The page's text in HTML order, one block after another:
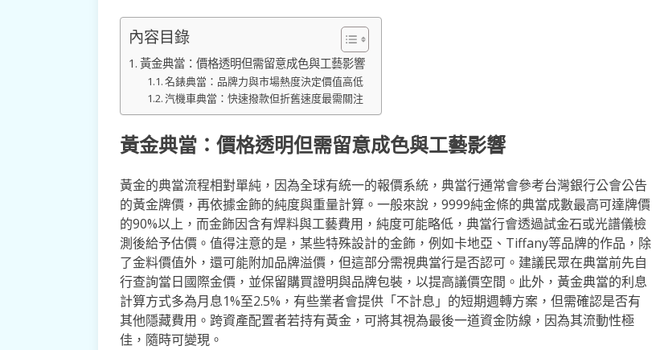
內容目錄
黃金典當：價格透明但需留意成色與工藝影響
名錶典當：品牌力與市場熱度決定價值高低
汽機車典當：快速撥款但折舊速度最需關注
黃金典當：價格透明但需留意成色與工藝影響
黃金的典當流程相對單純，因為全球有統一的報價系統，典當行通常會參考台灣銀行公會公告
的黃金牌價，再依據金飾的純度與重量計算。一般來說，9999純金條的典當成數最高可達牌價
的90%以上，而金飾因含有焊料與工藝費用，純度可能略低，典當行會透過試金石或光譜儀檢
測後給予估價。值得注意的是，某些特殊設計的金飾，例如卡地亞、Tiffany等品牌的作品，除
了金料價值外，還可能附加品牌溢價，但這部分需視典當行是否認可。建議民眾在典當前先自
行查詢當日國際金價，並保留購買證明與品牌包裝，以提高議價空間。此外，黃金典當的利息
計算方式多為月息1%至2.5%，有些業者會提供「不計息」的短期週轉方案，但需確認是否有
其他隱藏費用。跨資產配置者若持有黃金，可將其視為最後一道資金防線，因為其流動性極
佳，隨時可變現。